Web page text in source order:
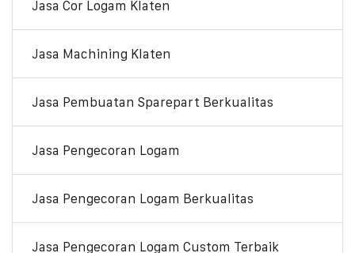
Jasa Cor Logam Klaten
Jasa Machining Klaten
Jasa Pembuatan Sparepart Berkualitas
Jasa Pengecoran Logam
Jasa Pengecoran Logam Berkualitas
Jasa Pengecoran Logam Custom Terbaik